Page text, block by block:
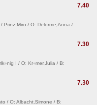
7.40
Prinz Miro / O: Delorme,Anna /
7.30
I / O: Kr÷mer,Julia / B:
7.30
/ O: Albacht,Simone / B: